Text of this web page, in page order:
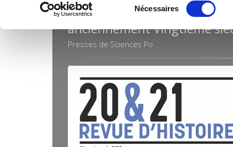
Nécessaires
20 & 21. REVUE
anciennement Vingtième
Presses de Sciences Po